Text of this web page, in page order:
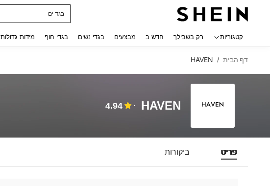
בגד ים
קטגוריות רק בשבילך חדש ב מבצעים בגדי נשים בגדי חוף מידות גדולות
דף הבית /
HAVEN
HAVEN
4.94
פריט ביקורות